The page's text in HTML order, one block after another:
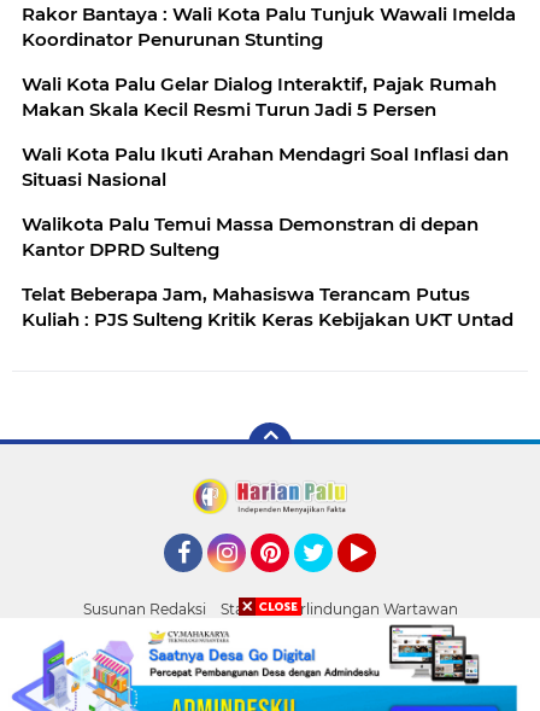
Rakor Bantaya : Wali Kota Palu Tunjuk Wawali Imelda
Koordinator Penurunan Stunting
Wali Kota Palu Gelar Dialog Interaktif, Pajak Rumah
Makan Skala Kecil Resmi Turun Jadi 5 Persen
Wali Kota Palu Ikuti Arahan Mendagri Soal Inflasi dan
Situasi Nasional
Walikota Palu Temui Massa Demonstran di depan
Kantor DPRD Sulteng
Telat Beberapa Jam, Mahasiswa Terancam Putus
Kuliah : PJS Sulteng Kritik Keras Kebijakan UKT Untad
Susunan Redaksi
Standar Perlindungan Wartawan
Pasang Iklan
Tentang Kami Pedoman Media Siber
Palu
Copyright ©2026 HARIAN PALU